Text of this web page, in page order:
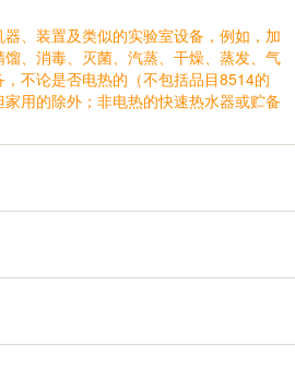
、装置及类似的实验室设备，例如，加
、消毒、灭菌、汽蒸、干燥、蒸发、气
不论是否电热的（不包括品目8514的
用的除外；非电热的快速热水器或贮备